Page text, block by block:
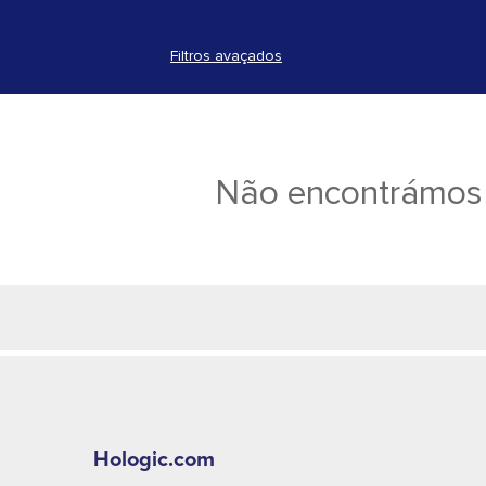
Filtros avaçados
Não
Hologic.com